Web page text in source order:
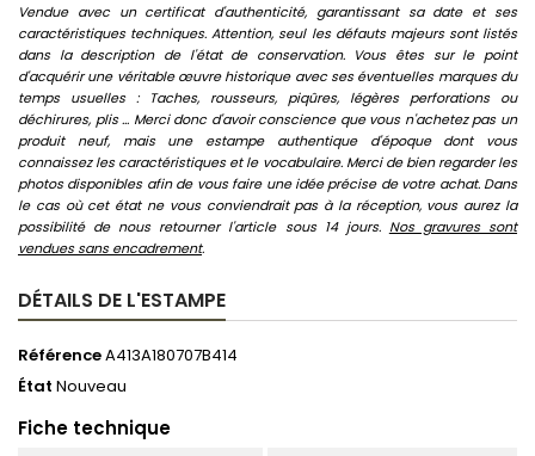
Vendue avec un certificat d'authenticité, garantissant sa date et ses
caractéristiques techniques. Attention, seul les défauts majeurs sont listés
dans la description de l'état de conservation. Vous êtes sur le point
d'acquérir une véritable œuvre historique avec ses éventuelles marques du
temps usuelles : Taches, rousseurs, piqûres, légères perforations ou
déchirures, plis ... Merci donc d'avoir conscience que vous n'achetez pas un
produit neuf, mais une estampe authentique d'époque dont vous
connaissez les caractéristiques et le vocabulaire. Merci de bien regarder les
photos disponibles afin de vous faire une idée précise de votre achat. Dans
le cas où cet état ne vous conviendrait pas à la réception, vous aurez la
possibilité de nous retourner l'article sous 14 jours. Nos gravures sont
vendues sans encadrement.
DÉTAILS DE L'ESTAMPE
RéférenceA413A180707B414
État Nouveau
Fiche technique